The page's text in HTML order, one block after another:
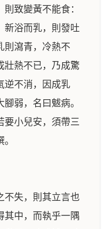
致變黃不能食：
新浴而乳，則發吐
則瀉青，冷熱不
壯熱不已，乃成驚
逆不消，因成乳
弱，名曰魃病。
要小兒安，須帶三
不失，則其立言也
其中，而執乎一隅